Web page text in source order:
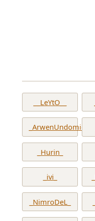
__LeYtO__
_ArwenUndomiel_
_Hurin_
_ivi_
_NimroDeL_